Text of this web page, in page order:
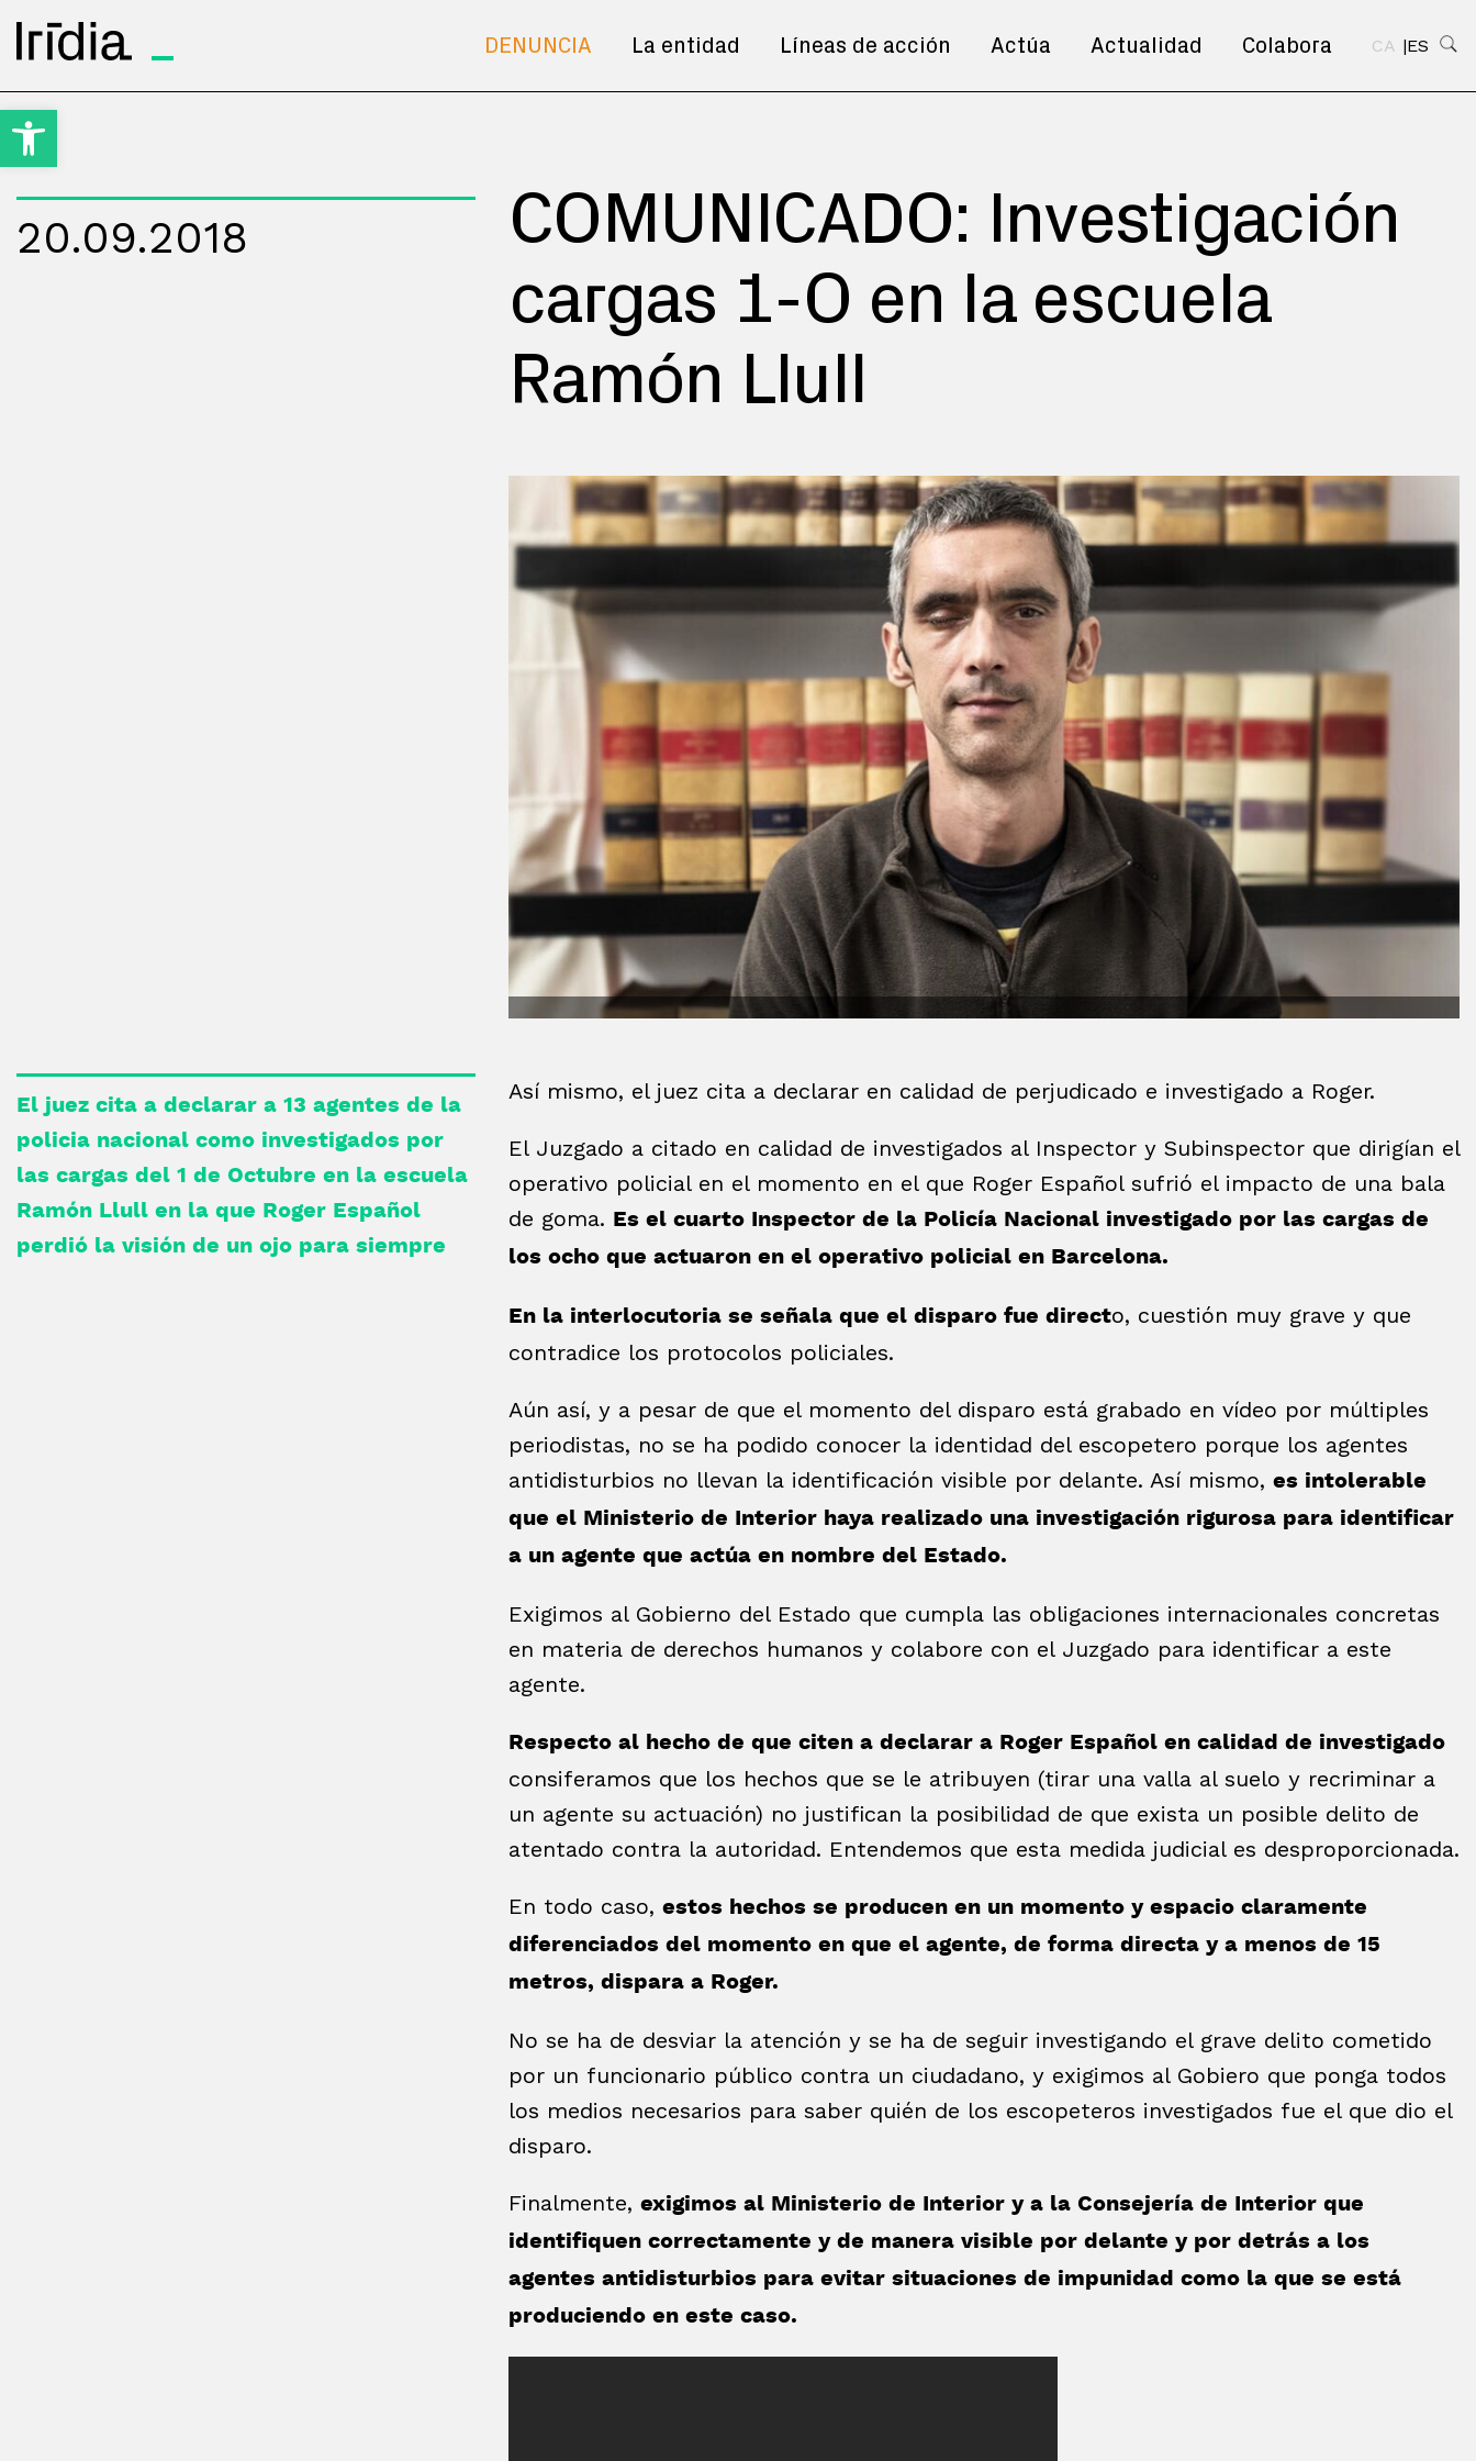
Open toolbar
Irídia DENUNCIA La entidad Líneas de acción Actúa Actualidad Colabora CA ES
20.09.2018
COMUNICADO: Investigación
cargas 1-O en la escuela
Ramón Llull
El juez cita a declarar a 13 agentes de la
policia nacional como investigados por
las cargas del 1 de Octubre en la escuela
Ramón Llull en la que Roger Español
perdió la visión de un ojo para siempre
Así mismo, el juez cita a declarar en calidad de perjudicado e investigado a Roger.
El Juzgado a citado en calidad de investigados al Inspector y Subinspector que dirigían el
operativo policial en el momento en el que Roger Español sufrió el impacto de una bala
de goma. Es el cuarto Inspector de la Policía Nacional investigado por las cargas de
los ocho que actuaron en el operativo policial en Barcelona.
En la interlocutoria se señala que el disparo fue directo, cuestión muy grave y que
contradice los protocolos policiales.
Aún así, y a pesar de que el momento del disparo está grabado en vídeo por múltiples
periodistas, no se ha podido conocer la identidad del escopetero porque los agentes
antidisturbios no llevan la identificación visible por delante. Así mismo, es intolerable
que el Ministerio de Interior haya realizado una investigación rigurosa para identificar
a un agente que actúa en nombre del Estado.
Exigimos al Gobierno del Estado que cumpla las obligaciones internacionales concretas
en materia de derechos humanos y colabore con el Juzgado para identificar a este
agente.
Respecto al hecho de que citen a declarar a Roger Español en calidad de investigado
consiferamos que los hechos que se le atribuyen (tirar una valla al suelo y recriminar a
un agente su actuación) no justifican la posibilidad de que exista un posible delito de
atentado contra la autoridad. Entendemos que esta medida judicial es desproporcionada.
En todo caso, estos hechos se producen en un momento y espacio claramente
diferenciados del momento en que el agente, de forma directa y a menos de 15
metros, dispara a Roger.
No se ha de desviar la atención y se ha de seguir investigando el grave delito cometido
por un funcionario público contra un ciudadano, y exigimos al Gobiero que ponga todos
los medios necesarios para saber quién de los escopeteros investigados fue el que dio el
disparo.
Finalmente, exigimos al Ministerio de Interior y a la Consejería de Interior que
identifiquen correctamente y de manera visible por delante y por detrás a los
agentes antidisturbios para evitar situaciones de impunidad como la que se está
produciendo en este caso.